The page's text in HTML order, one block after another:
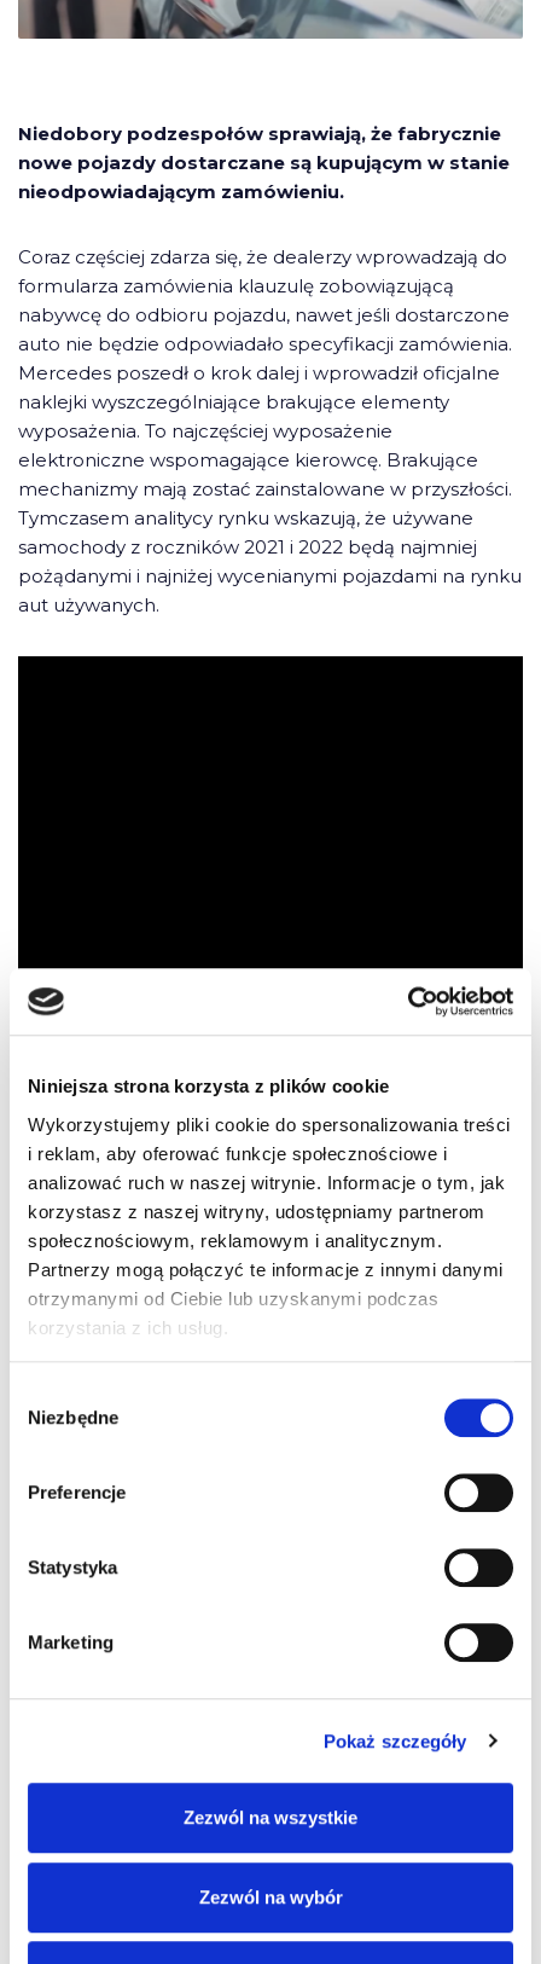
Niniejsza strona korzysta z plików cookie
Wykorzystujemy pliki cookie do spersonalizowania treści
i reklam, aby oferować funkcje społecznościowe i
analizować ruch w naszej witrynie. Informacje o tym, jak
korzystasz z naszej witryny, udostępniamy partnerom
społecznościowym, reklamowym i analitycznym.
Partnerzy mogą połączyć te informacje z innymi danymi
otrzymanymi od Ciebie lub uzyskanymi podczas
korzystania z ich usług.
zgody
Niezbędne
Preferencje
Statystyka
Marketing
Pokaż szczegóły
Zezwól na wszystkie
Zezwól na wybór
Niedobory podzespołów sprawiają, że fabrycznie
nowe pojazdy dostarczane są kupującym w stanie
nieodpowiadającym zamówieniu.
Coraz częściej zdarza się, że dealerzy wprowadzają do
formularza zamówienia klauzulę zobowiązującą
nabywcę do odbioru pojazdu, nawet jeśli dostarczone
auto nie będzie odpowiadało specyfikacji zamówienia.
Mercedes poszedł o krok dalej i wprowadził oficjalne
naklejki wyszczególniające brakujące elementy
wyposażenia. To najczęściej wyposażenie
elektroniczne wspomagające kierowcę. Brakujące
mechanizmy mają zostać zainstalowane w przyszłości.
Tymczasem analitycy rynku wskazują, że używane
samochody z roczników 2021 i 2022 będą najmniej
pożądanymi i najniżej wycenianymi pojazdami na rynku
aut używanych.
Tagi: BRAKUJĄCE MECHANIZMY MERCEDES
PODZESPOŁY POJAZD RYNEK AUT UŻYWANYCH
SAMOCHODY UŻYWANE SAMOCHODY WYPOSAŻENIE
niekompletnym wyposażeniem”
Pingback:peaceful music
Pingback:
Pingback:sex viet
Możliwość komentowania została wyłączona.